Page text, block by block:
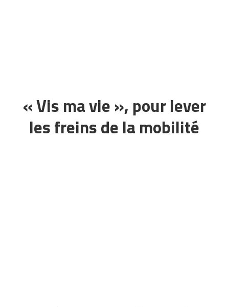
« Vis ma vie », pour lever
les freins de la mobilité